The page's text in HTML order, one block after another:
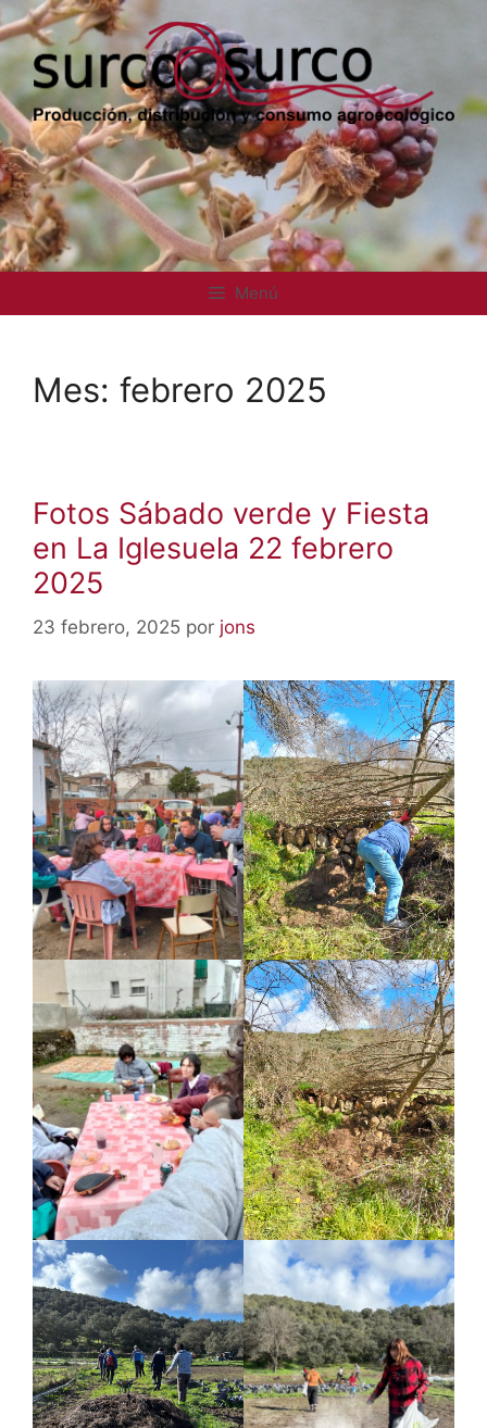
Saltar
al
contenido
Menú
Mes: febrero 2025
Fotos Sábado verde y Fiesta
en La Iglesuela 22 febrero
2025
23 febrero, 2025 por jons